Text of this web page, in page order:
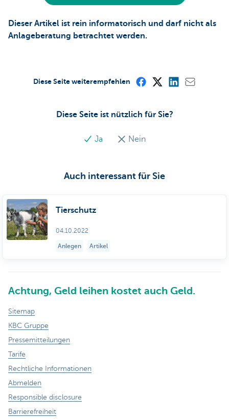
Dieser Artikel ist rein informatorisch und darf nicht als
Anlageberatung betrachtet werden.
Diese Seite ist nützlich für Sie?
Ja Nein
Diese Seite weiterempfehlen
Auch interessant für Sie
Tierschutz
04.10.2022
Anlegen Artikel
Achtung, Geld leihen kostet auch Geld.
Sitemap
KBC Gruppe
Pressemitteilungen
Tarife
Rechtliche Informationen
Abmelden
Responsible disclosure
Barrierefreiheit